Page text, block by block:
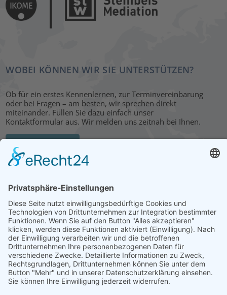
WOBEI KÖNNEN WIR SIE UNTERSTÜTZEN?
Ob für ein erstes Kennenlernen, zur Terminvereinbarung
oder bei Fragen – am besten, wir sprechen direkt
miteinander. Füllen Sie dazu einfach unser
Kontaktformular aus. Wir melden uns zeitnah bei Ihnen.
HAUPTBÜRO: LEIPZIG
Hohe Straße 11
04107 Leipzig
Tel.: +49 341 22 54 13 50
info@steinbeis-mediation.com